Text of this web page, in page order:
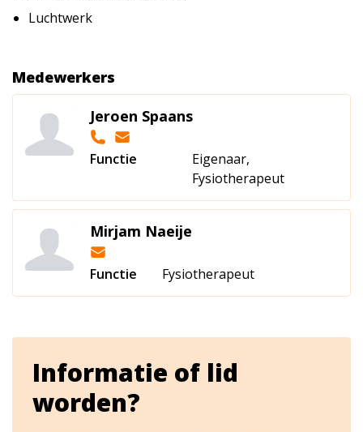
Luchtwerk
Medewerkers
Jeroen Spaans
Functie
Eigenaar,
Fysiotherapeut
Mirjam Naeije
Functie Fysiotherapeut
Informatie of lid
worden?